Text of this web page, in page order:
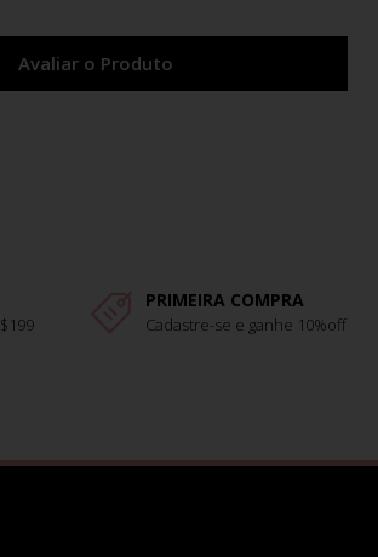
Avaliar o Produto
PRIMEIRA COMPRA
Cadastre-se e ganhe 10%off